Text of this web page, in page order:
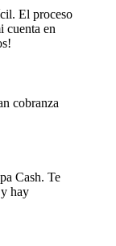
El proceso
cuenta en
cobranza
Cash. Te
hay